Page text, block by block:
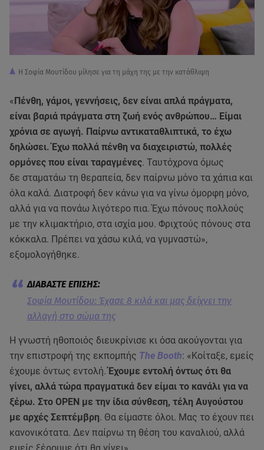
Η Σοφία Μουτίδου μίλησε για τη μάχη της με την κατάθλιψη
« Πένθη, γάμοι, γεννήσεις, δεν είναι απλά πράγματα,
είναι βαριά πράγματα στη ζωή ενός ανθρώπου… Είμαι
χρόνια σε αγωγή. Παίρνω αντικαταθλιπτικά, το έχω
δηλώσει. Έχω πολλά πένθη να διαχειριστώ, πολλές
ορμόνες που είναι ταραγμένες. Ταυτόχρονα όμως
δε σταματάω τη θεραπεία, δεν παίρνω μόνο τα χάπια και
όλα καλά. Διατροφή δεν κάνω για να γίνω όμορφη μόνο,
αλλά για να πονάω λιγότερο πια. Έχω πόνους πολλούς
με την κλιμακτήριο, στα ισχία μου. Φριχτούς πόνους στα
κόκκαλα. Πρέπει να χάσω κιλά, να γυμναστώ»,
εξομολογήθηκε.
Σοφία Μουτίδου: Έχασε 8 κιλά και μας δείχνει την
αλλαγή στο σώμα της
Η γνωστή ηθοποιός διευκρίνισε κι όσα ακούγονται για
την επιστροφή της εκπομπής The Booth: «Κοίταξε, εμείς
έχουμε όντως εντολή.Έχουμε εντολή όντως ότι θα
γίνει, αλλά τώρα πραγματικά δεν είμαι το κανάλι για να
ξέρω. Στο OPEN με την ίδια σύνθεση, τέλη Αυγούστου
με αρχές Σεπτέμβρη. Θα είμαστε όλοι. Μας το έχουν πει
κανονικότατα. Δεν παίρνω τη θέση του καναλιού, αλλά